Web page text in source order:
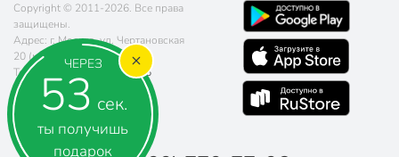
ЧЕРЕЗ
52 сек.
ты получишь
подарок
Copyright © 2011-2026. Все права
защищены.
Адрес: г. Москва, ул. Чертановская
20 (метро Южная)
Телефон:
8 (800) 770-77-06
Почта:sales@poryadok.ru